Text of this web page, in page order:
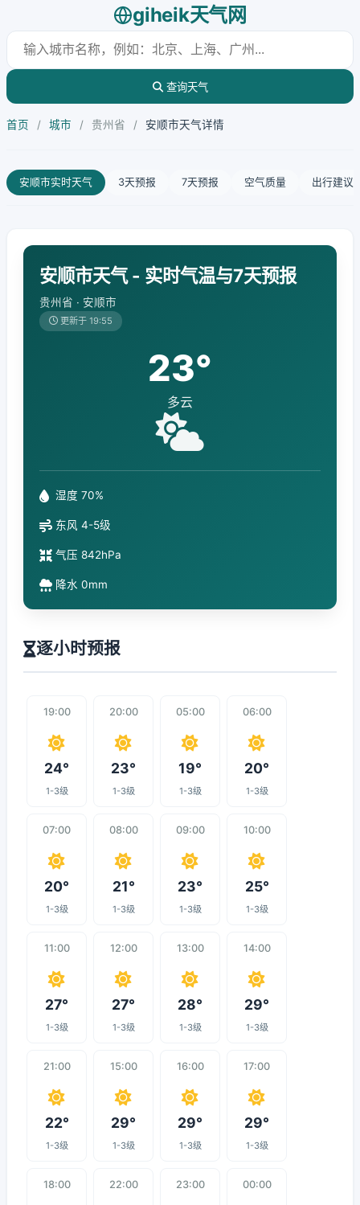
giheik天气网
查询天气
首页 / 城市 / 贵州省 / 安顺市天气详情
安顺市实时天气 3天预报 7天预报 空气质量 出行建议
安顺市天气 - 实时气温与7天预报
贵州省 · 安顺市
更新于 19:55
23°
多云
湿度 70%
东风 4-5级
气压 842hPa
降水 0mm
逐小时预报
19:00
24°
1-3级
20:00
23°
1-3级
05:00
19°
1-3级
06:00
20°
1-3级
07:00
20°
1-3级
08:00
21°
1-3级
09:00
23°
1-3级
10:00
25°
1-3级
11:00
27°
1-3级
12:00
27°
1-3级
13:00
28°
1-3级
14:00
29°
1-3级
21:00
22°
1-3级
15:00
29°
1-3级
16:00
29°
1-3级
17:00
29°
1-3级
18:00 22:00 23:00 00:00